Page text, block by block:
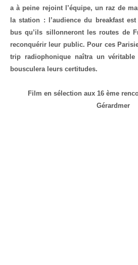
a à peine rejoint l’équipe, un raz de
la station : l’audience du breakfast
bus qu’ils sillonneront les routes de
reconquérir leur public. Pour ces
trip radiophonique naîtra un
bousculera leurs certitudes.
Film en sélection aux 16 ème
Gérardmer